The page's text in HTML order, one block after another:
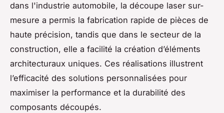
dans l'industrie automobile, la découpe laser sur-
mesure a permis la fabrication rapide de pièces de
haute précision, tandis que dans le secteur de la
construction, elle a facilité la création d’éléments
architecturaux uniques. Ces réalisations illustrent
l’efficacité des solutions personnalisées pour
maximiser la performance et la durabilité des
composants découpés.